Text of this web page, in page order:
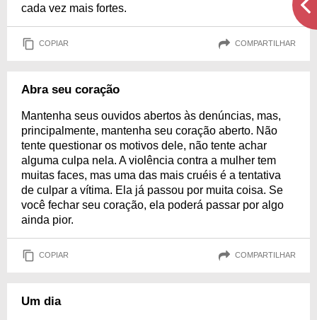
cada vez mais fortes.
COPIAR COMPARTILHAR
Abra seu coração
Mantenha seus ouvidos abertos às denúncias, mas,
principalmente, mantenha seu coração aberto. Não
tente questionar os motivos dele, não tente achar
alguma culpa nela. A violência contra a mulher tem
muitas faces, mas uma das mais cruéis é a tentativa
de culpar a vítima. Ela já passou por muita coisa. Se
você fechar seu coração, ela poderá passar por algo
ainda pior.
COPIAR COMPARTILHAR
Um dia